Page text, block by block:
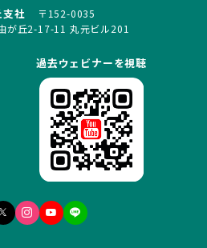
支社
〒152-0035
が丘2-17-11 丸元ビル201
過去ウェビナーを視聴